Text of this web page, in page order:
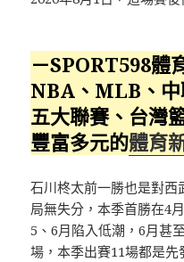
－SPORT598體
NBA、MLB、中
五大聯賽、台灣
豐富多元的體育
石川柊太前一勝也是對西
局無失分，本季首勝在4
5、6月陷入低潮，6月甚
場，本季出賽11場都是先